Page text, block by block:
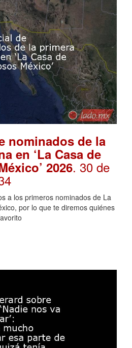
nominados de la
en ‘La Casa de
2026. 30 de
a los primeros nominados de La
por lo que te diremos quiénes